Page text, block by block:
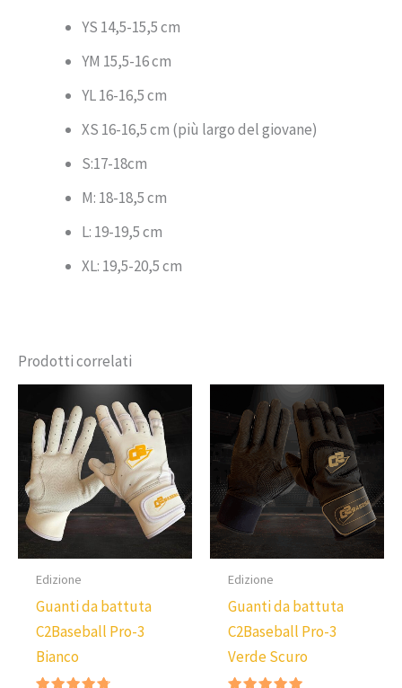
YS 14,5-15,5 cm
YM 15,5-16 cm
YL 16-16,5 cm
XS 16-16,5 cm (più largo del giovane)
S:17-18cm
M: 18-18,5 cm
L: 19-19,5 cm
XL: 19,5-20,5 cm
Prodotti correlati
Edizione
Guanti da battuta
C2Baseball Pro-3
Bianco
Edizione
Guanti da battuta
C2Baseball Pro-3
Verde Scuro